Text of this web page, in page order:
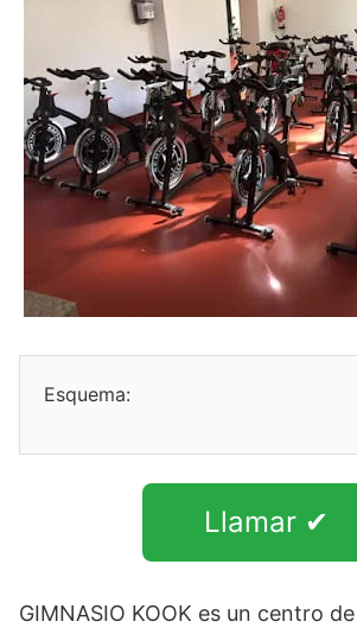
Esquema:
Llamar ✔
GIMNASIO KOOK es un centro de